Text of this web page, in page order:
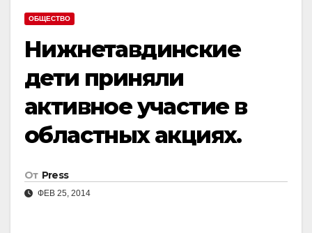
ОБЩЕСТВО
Нижнетавдинские
дети приняли
активное участие в
областных акциях.
От Press
ФЕВ 25, 2014